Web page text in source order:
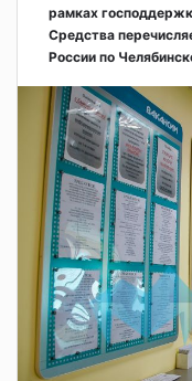
рамках
Средства
России по